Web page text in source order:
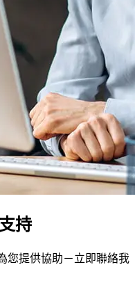
持
您提供協助－立即聯絡我